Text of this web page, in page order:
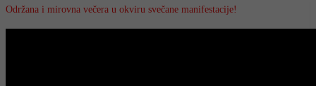
Održana i mirovna večera u okviru svečane manifestacije!